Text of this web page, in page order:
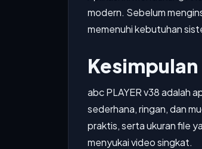
modern. Sebelum
memenuhi kebutuhan
Kesimpulan
abc PLAYER v38 adalah
sederhana, ringan, dan
praktis, serta ukuran file
menyukai video singkat.